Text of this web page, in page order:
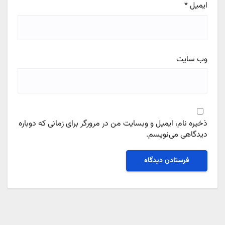
ایمیل*
وب‌ سایت
ذخیره نام، ایمیل و وبسایت من در مرورگر برای زمانی که دوباره
دیدگاهی می‌نویسم.